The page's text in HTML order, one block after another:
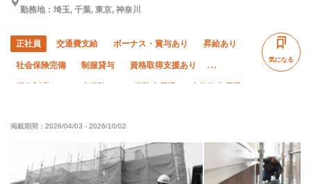
勤務地：埼玉, 千葉, 東京, 神奈川
正社員 交通費支給 ボーナス・賞与あり 昇給あり
社会保険完備 制服貸与 資格取得支援あり
残業ゼロ 残業月10時間以下
気になる
掲載期間： 2026/04/03 - 2026/10/02